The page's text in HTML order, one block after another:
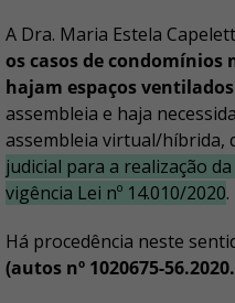
A Dra. Maria Estela
os casos de
hajam espaços ventilados
assembleia e haja
assembleia virtual/híbrida,
judicial para a realização
vigência Lei nº 14.010/2020.
Há procedência neste
(autos nº 1020675-